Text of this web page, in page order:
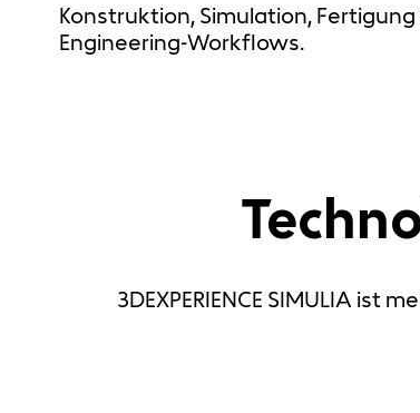
Konstruktion, Simulation,
Engineering-Workflows.
3DEXPERIENCE SIMULIA